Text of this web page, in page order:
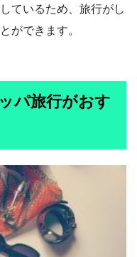
ているため、旅行がし
ができます。
パ旅行がおす